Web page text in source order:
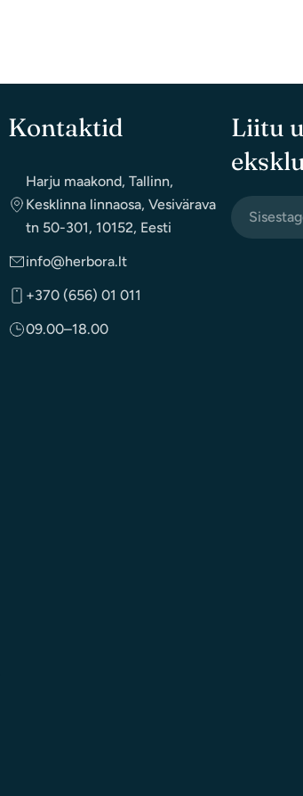
Kontaktid
Harju maakond, Tallinn,
Kesklinna linnaosa, Vesivärava
tn 50-301, 10152, Eesti
info@herbora.lt
+370 (656) 01 011
09.00–18.00
Liitu
email
postkontor